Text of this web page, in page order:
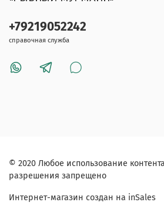
+79219052242
справочная служба
© 2020 Любое использование
разрешения запрещено
Интернет-магазин создан на inSales